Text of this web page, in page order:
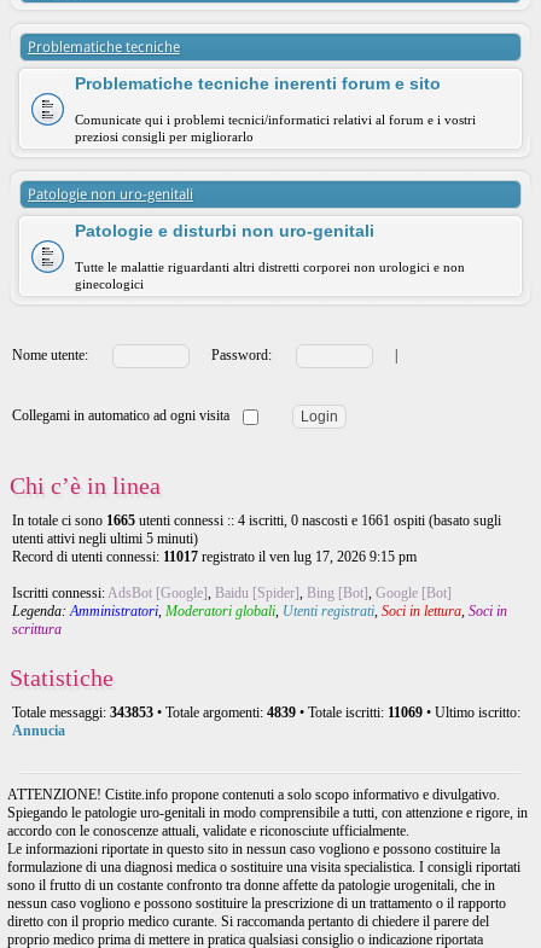
Problematiche tecniche
Problematiche tecniche inerenti forum e sito
Comunicate qui i problemi tecnici/informatici relativi al forum e i vostri
preziosi consigli per migliorarlo
Patologie non uro-genitali
Patologie e disturbi non uro-genitali
Tutte le malattie riguardanti altri distretti corporei non urologici e non
ginecologici
Nome utente: Password:
Collegami in automatico ad ogni visita
Chi c’è in linea
In totale ci sono 1665 utenti connessi :: 4 iscritti, 0 nascosti e 1661 ospiti (basato sugli
utenti attivi negli ultimi 5 minuti)
Record di utenti connessi: 11017 registrato il ven lug 17, 2026 9:15 pm
Iscritti connessi:AdsBot [Google], Baidu [Spider], Bing [Bot], Google [Bot]
Legenda:Amministratori, Moderatori globali, Utenti registrati, Soci in lettura, Soci in
scrittura
Statistiche
Totale messaggi: 343853 • Totale argomenti: 4839 • Totale iscritti: 11069 • Ultimo iscritto:
Annucia
ATTENZIONE! Cistite.info propone contenuti a solo scopo informativo e divulgativo.
Spiegando le patologie uro-genitali in modo comprensibile a tutti, con attenzione e rigore, in
accordo con le conoscenze attuali, validate e riconosciute ufficialmente.
Le informazioni riportate in questo sito in nessun caso vogliono e possono costituire la
formulazione di una diagnosi medica o sostituire una visita specialistica. I consigli riportati
sono il frutto di un costante confronto tra donne affette da patologie urogenitali, che in
nessun caso vogliono e possono sostituire la prescrizione di un trattamento o il rapporto
diretto con il proprio medico curante. Si raccomanda pertanto di chiedere il parere del
proprio medico prima di mettere in pratica qualsiasi consiglio o indicazione riportata